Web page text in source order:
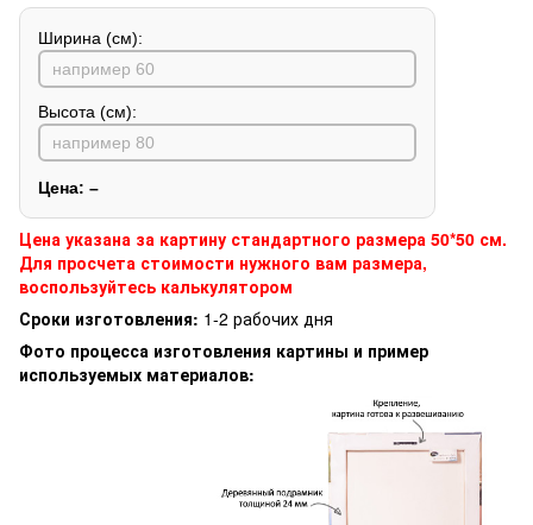
Ширина (см):
Высота (см):
Цена: –
Цена указана за картину стандартного размера 50*50 см.
Для просчета стоимости нужного вам размера,
воспользуйтесь калькулятором
Сроки изготовления: 1-2 рабочих дня
Фото процесса изготовления картины и пример
используемых материалов: